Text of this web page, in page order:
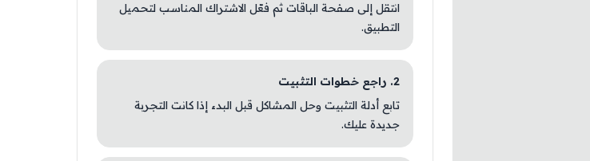
انتقل إلى صفحة الباقات ثم فعّل الاشتراك المناسب لتحميل
التطبيق.
2. راجع خطوات التثبيت
تابع أدلة التثبيت وحل المشاكل قبل البدء إذا كانت التجربة
جديدة عليك.